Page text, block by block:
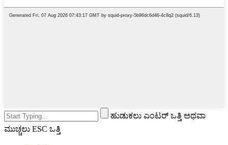
ಹುಡುಕಲು ಎಂಟರ್ ಒತ್ತಿ ಅಥವಾ
ಮುಚ್ಚಲು ESC ಒತ್ತಿ